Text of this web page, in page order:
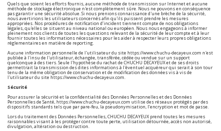
Quels que soient les efforts fournis, aucune méthode de transmission sur Internet et aucune
méthode de stockage électronique n'est complètement sûre. Nous ne pouvons en conséquence
pas garantir une sécurité absolue. Si nous prenions connaissance d'une brèche de la sécurité,
nous avertirions les utilisateurs concernés afin qu'ils puissent prendre les mesures
appropriées. Nos procédures de notification d’incident tiennent compte de nos obligations
légales, qu'elles se situent au niveau national ou européen. Nous nous engageons à informer
pleinement nos clients de toutes les questions relevant de la sécurité de leur compte et à leur
fournir toutes les informations nécessaires pour les aider à respecter leurs propres obligations
réglementaires en matière de reporting.
Aucune information personnelle de l'utilisateur du site https://www.chuchu-decayeux.com n'est
publiée à l'insu de l'utilisateur, échangée, transférée, cédée ou vendue sur un support
quelconque à des tiers. Seule l'hypothèse du rachat de CHUCHU DECAYEUX et de ses droits
permettrait la transmission des dites informations à l'éventuel acquéreur qui serait à son tour
tenu de la même obligation de conservation et de modification des données vis à vis de
l'utilisateur du site https://www.chuchu-decayeux.com.
Sécurité
Pour assurer la sécurité et la confidentialité des Données Personnelles et des Données
Personnelles de Santé, https://www.chuchu-decayeux.com utilise des réseaux protégés par des
dispositifs standards tels que par pare-feu, la pseudonymisation, l’encryption et mot de passe.
Lors du traitement des Données Personnelles, CHUCHU DECAYEUX prend toutes les mesures
raisonnables visant à les protéger contre toute perte, utilisation détournée, accès non autorisé,
divulgation, altération ou destruction.